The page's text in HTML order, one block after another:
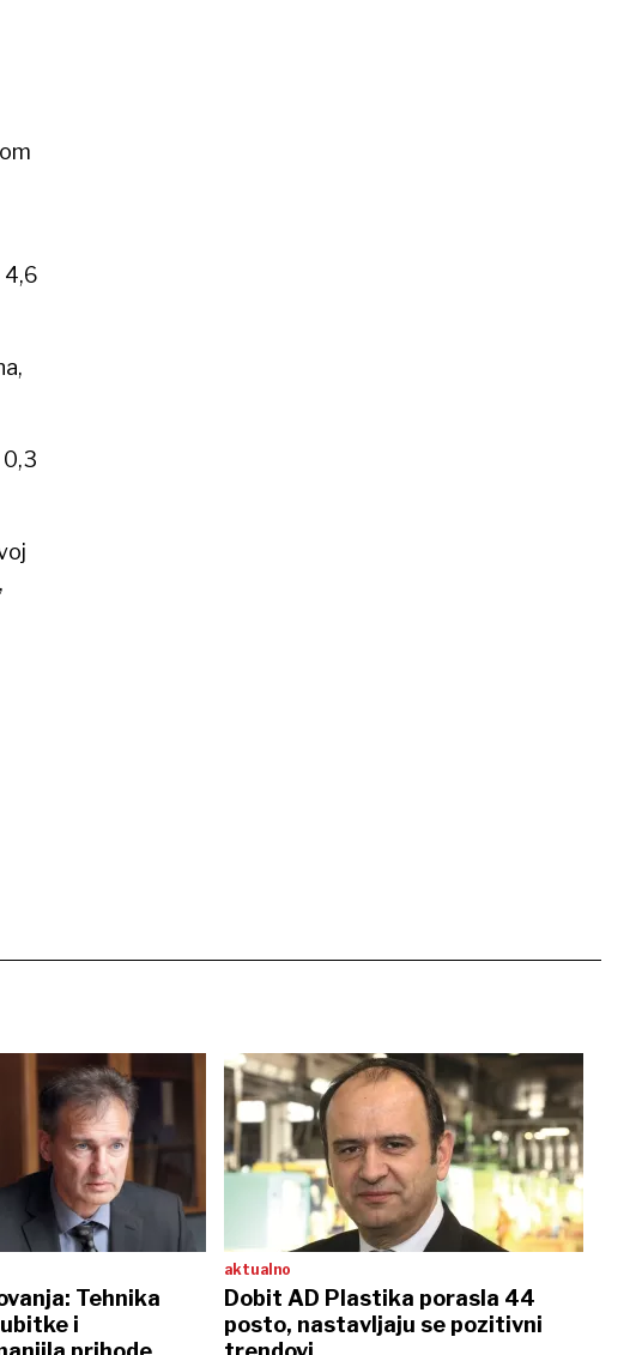
4,6
0,3
Tehnika
i
aktualno
Dobit AD Plastika porasla 44
posto, nastavljaju se pozitivni